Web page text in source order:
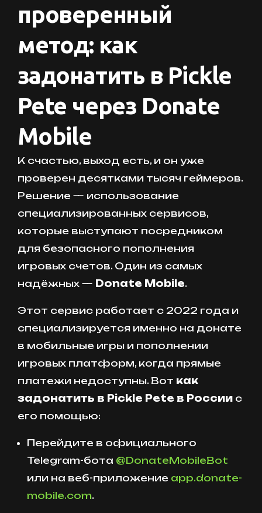
проверенный
метод: как
задонатить в Pickle
Pete через Donate
Mobile
К счастью, выход есть, и он уже
проверен десятками тысяч геймеров.
Решение — использование
специализированных сервисов,
которые выступают посредником
для безопасного пополнения
игровых счетов. Один из самых
надёжных — Donate Mobile.
Этот сервис работает с 2022 года и
специализируется именно на донате
в мобильные игры и пополнении
игровых платформ, когда прямые
платежи недоступны. Вот как
задонатить в Pickle Pete в России с
его помощью:
Перейдите в официального
Telegram-бота @DonateMobileBot
или на веб-приложение app.donate-
mobile.com.